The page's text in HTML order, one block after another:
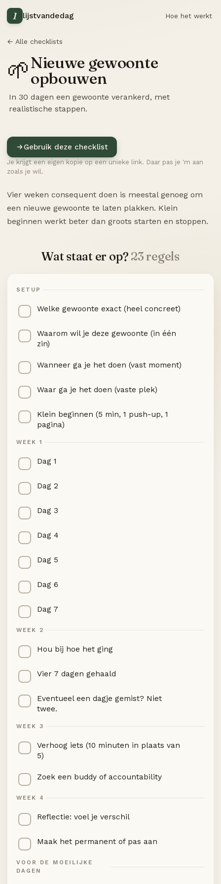
1 lijstvandedag Hoe het werkt
← Alle checklists
🌱Nieuwe gewoonte
opbouwen
In 30 dagen een gewoonte verankerd, met
realistische stappen.
Gebruik deze checklist
Je krijgt een eigen kopie op een unieke link. Daar pas je 'm aan
zoals je wil.
Vier weken consequent doen is meestal genoeg om
een nieuwe gewoonte te laten plakken. Klein
beginnen werkt beter dan groots starten en stoppen.
Wat staat er op? 23 regels
SETUP
Welke gewoonte exact (heel concreet)
Waarom wil je deze gewoonte (in één
zin)
Wanneer ga je het doen (vast moment)
Waar ga je het doen (vaste plek)
Klein beginnen (5 min, 1 push-up, 1
pagina)
WEEK 1
Dag 1
Dag 2
Dag 3
Dag 4
Dag 5
Dag 6
Dag 7
WEEK 2
Hou bij hoe het ging
Vier 7 dagen gehaald
Eventueel een dagje gemist? Niet
twee.
WEEK 3
Verhoog iets (10 minuten in plaats van
5)
Zoek een buddy of accountability
WEEK 4
Reflectie: voel je verschil
Maak het permanent of pas aan
VOOR DE MOEILIJKE
DAGEN